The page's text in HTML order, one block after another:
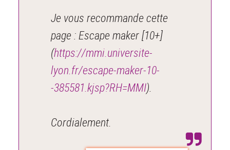
Je vous recommande cette
page : Escape maker [10+]
(https://mmi.universite-
lyon.fr/escape-maker-10-
-385581.kjsp?RH=MMI).
Cordialement.